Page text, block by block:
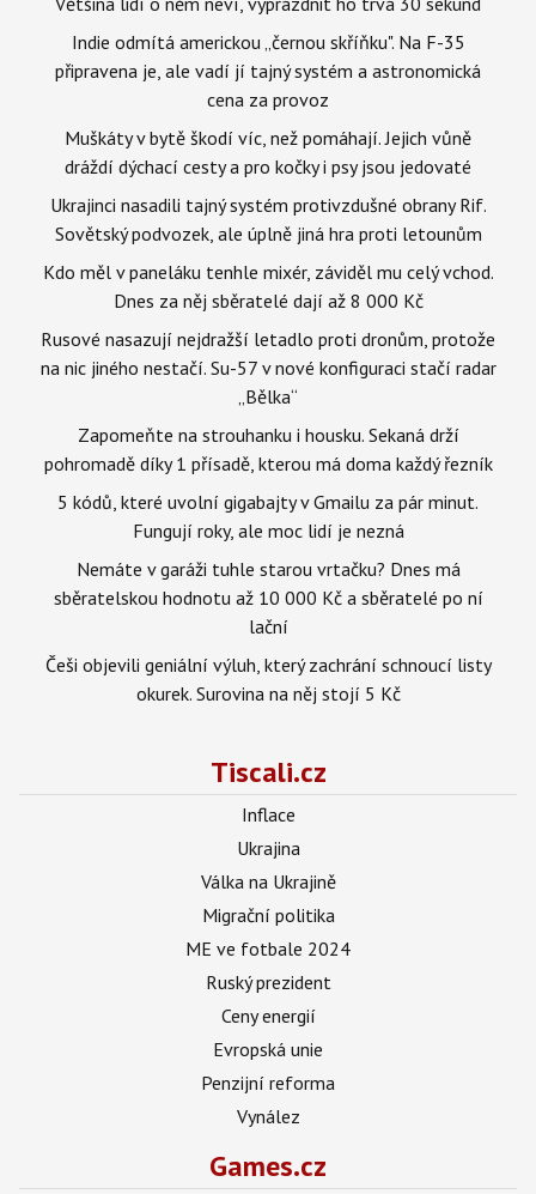
Indie odmítá americkou „černou skříňku". Na F-35
připravena je, ale vadí jí tajný systém a astronomická
cena za provoz
Muškáty v bytě škodí víc, než pomáhají. Jejich vůně
dráždí dýchací cesty a pro kočky i psy jsou jedovaté
Ukrajinci nasadili tajný systém protivzdušné obrany Rif.
Sovětský podvozek, ale úplně jiná hra proti letounům
Kdo měl v paneláku tenhle mixér, záviděl mu celý vchod.
Dnes za něj sběratelé dají až 8 000 Kč
Rusové nasazují nejdražší letadlo proti dronům, protože
na nic jiného nestačí. Su-57 v nové konfiguraci stačí radar
„Bělka“
Zapomeňte na strouhanku i housku. Sekaná drží
pohromadě díky 1 přísadě, kterou má doma každý řezník
5 kódů, které uvolní gigabajty v Gmailu za pár minut.
Fungují roky, ale moc lidí je nezná
Nemáte v garáži tuhle starou vrtačku? Dnes má
sběratelskou hodnotu až 10 000 Kč a sběratelé po ní
lační
Češi objevili geniální výluh, který zachrání schnoucí listy
okurek. Surovina na něj stojí 5 Kč
Tiscali.cz
Inflace
Ukrajina
Válka na Ukrajině
Migrační politika
ME ve fotbale 2024
Ruský prezident
Ceny energií
Evropská unie
Penzijní reforma
Vynález
Games.cz